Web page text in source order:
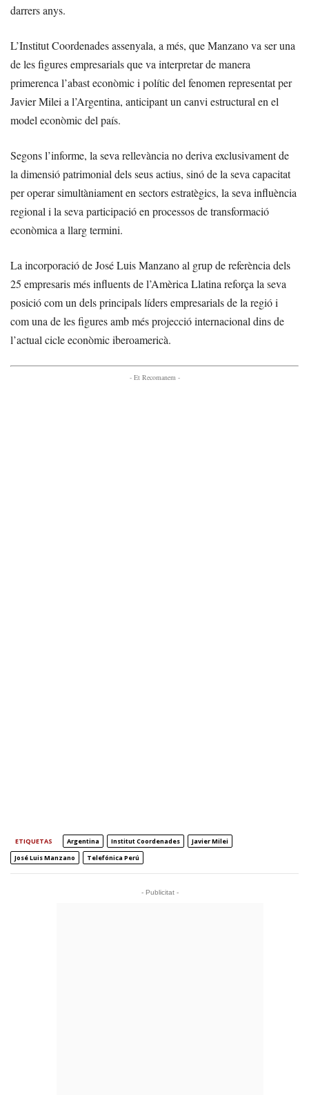
darrers anys.
L’Institut Coordenades assenyala, a més, que Manzano va ser una
de les figures empresarials que va interpretar de manera
primerenca l’abast econòmic i polític del fenomen representat per
Javier Milei a l’Argentina, anticipant un canvi estructural en el
model econòmic del país.
Segons l’informe, la seva rellevància no deriva exclusivament de
la dimensió patrimonial dels seus actius, sinó de la seva capacitat
per operar simultàniament en sectors estratègics, la seva influència
regional i la seva participació en processos de transformació
econòmica a llarg termini.
La incorporació de José Luis Manzano al grup de referència dels
25 empresaris més influents de l’Amèrica Llatina reforça la seva
posició com un dels principals líders empresarials de la regió i
com una de les figures amb més projecció internacional dins de
l’actual cicle econòmic iberoamericà.
- Et Recomanem -
ETIQUETAS Argentina Institut Coordenades
Javier Milei
José Luis Manzano
Telefónica Perú
- Publicitat -